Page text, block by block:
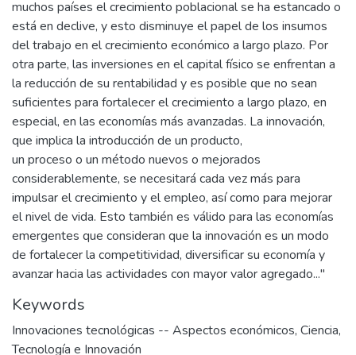
muchos países el crecimiento poblacional se ha estancado o
está en declive, y esto disminuye el papel de los insumos
del trabajo en el crecimiento económico a largo plazo. Por
otra parte, las inversiones en el capital físico se enfrentan a
la reducción de su rentabilidad y es posible que no sean
suficientes para fortalecer el crecimiento a largo plazo, en
especial, en las economías más avanzadas. La innovación,
que implica la introducción de un producto,
un proceso o un método nuevos o mejorados
considerablemente, se necesitará cada vez más para
impulsar el crecimiento y el empleo, así como para mejorar
el nivel de vida. Esto también es válido para las economías
emergentes que consideran que la innovación es un modo
de fortalecer la competitividad, diversificar su economía y
avanzar hacia las actividades con mayor valor agregado..."
Keywords
Innovaciones tecnológicas -- Aspectos económicos, Ciencia,
Tecnología e Innovación